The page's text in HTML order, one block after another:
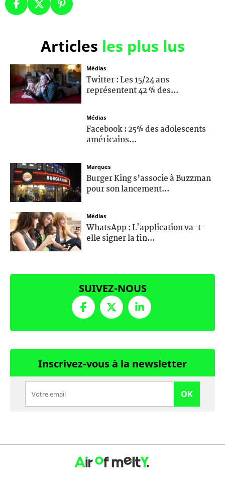
Articles les plus lus
Médias
Twitter : Les 15/24 ans
représentent 42 % des...
Médias
Facebook : 25% des adolescents
américains...
Marques
Burger King s’associe à Buzzman
pour son lancement...
Médias
WhatsApp : L'application va-t-
elle signer la fin...
SUIVEZ-NOUS
Inscrivez-vous à la newsletter
OK